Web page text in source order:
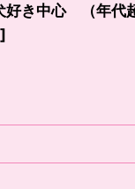
中心 （年代超
]